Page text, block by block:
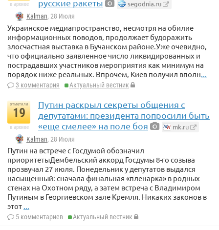
в архиве
русские ракеты
segodnia.ru
Kalman, 28 Июля
Украинское медиапространство, несмотря на обилие
информационных поводов, продолжает будоражить
злосчастная выставка в Бучанском районе.Уже очевидно,
что официально заявленное число ликвидированных и
пострадавших участников мероприятия как минимум на
порядок ниже реальных. Впрочем, Киев получил вполн
3 комментария Актуальный вестник
отметили
19
в архиве
Путин раскрыл секреты общения с
депутатами: президента попросили быть
«еще смелее» на поле боя
mk.ru
Kalman, 28 Июля
Путин на встрече с Госдумой обозначил
приоритетыДембельский аккорд Госдумы 8-го созыва
прозвучал 27 июля. Понедельник у депутатов выдался
насыщенный: сначала финальная «пленарка» в родных
стенах на Охотном ряду, а затем встреча с Владимиром
Путиным в Георгиевском зале Кремля. Никаких законов в
этот ...
5 комментариев Актуальный вестник